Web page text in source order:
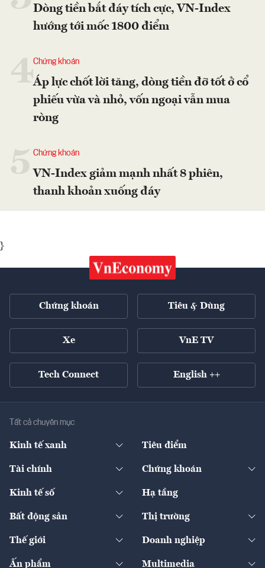
Dòng tiền bắt đáy tích cực, VN-Index
hướng tới mốc 1800 điểm
4Chứng khoán
Áp lực chốt lời tăng, dòng tiền đỡ tốt ở cổ
phiếu vừa và nhỏ, vốn ngoại vẫn mua
ròng
Chứng khoán
VN-Index giảm mạnh nhất 8 phiên,
thanh khoản xuống đáy
}
Chứng khoán Tiêu & Dùng
Xe VnE TV
Tech Connect English ++
Tất cả chuyên mục
Kinh tế xanh
Diễn đàn
Tiêu điểm
Tài chính
Ngân hàng
Bảo hiểm
Chứng khoán
Doanh nghiệp niêm yết
Kinh tế số
Sản phẩm - Thị trường
Hạ tầng
Bất động sản
Chính sách
Thị trường
Thế giới
Kinh tế
Doanh nghiệp
Ấn phẩm Multimedia